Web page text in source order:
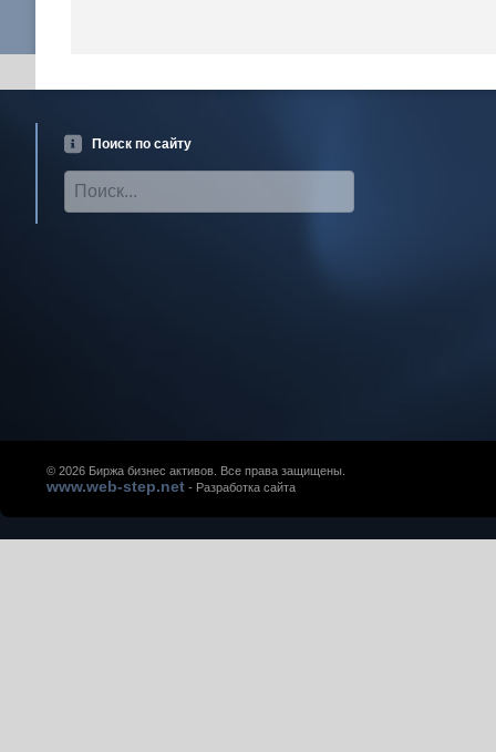
Поиск по сайту
© 2026 Биржа бизнес активов. Все права защищены.
www.web-step.net - Разработка сайта